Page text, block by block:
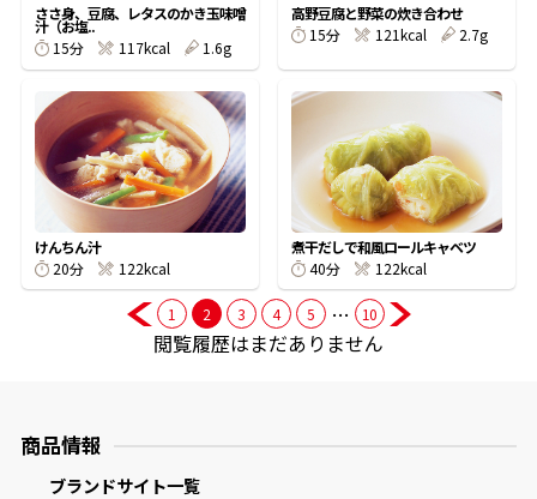
おすすめサイト
新鮮一番
氷熟®︎
だしパック
ささ身、豆腐、レタスのかき玉味噌
汁（お塩..
15分
117kcal 1.6g
高野豆腐と野菜の炊き合わせ
15分
121kcal 2.7g
けんちん汁
20分
122kcal
煮干だしで和風ロールキャベツ
40分
122kcal
1 2 3 4 5 … 10
閲覧履歴はまだありません
商品情報
ブランドサイト一覧